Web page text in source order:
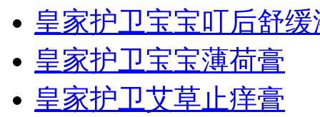
皇家护卫宝宝叮后舒缓
皇家护卫宝宝薄荷膏
皇家护卫艾草止痒膏